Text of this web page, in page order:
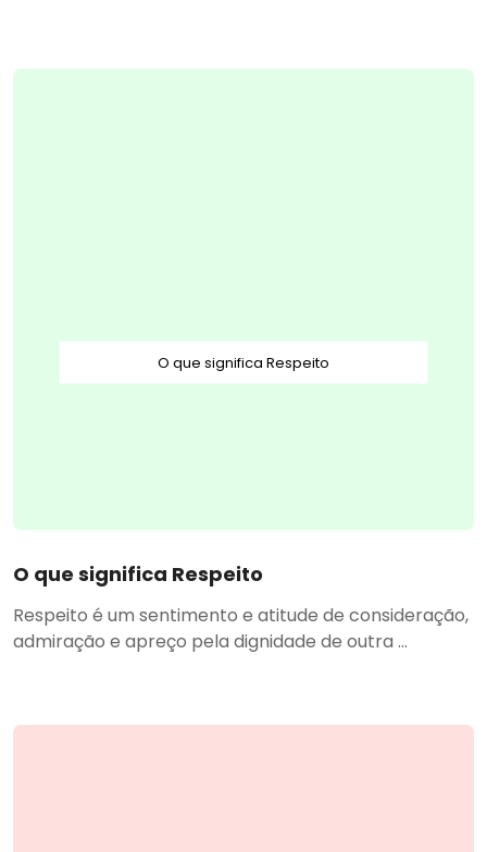
O que significa Respeito
O que significa Respeito
Respeito é um sentimento e atitude de consideração,
admiração e apreço pela dignidade de outra ...